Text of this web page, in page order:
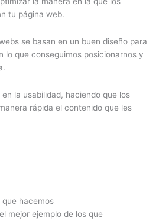
tu página web.
se basan en un buen diseño para
lo que conseguimos posicionarnos y
la usabilidad, haciendo que los
rápida el contenido que les
que hacemos
mejor ejemplo de los que